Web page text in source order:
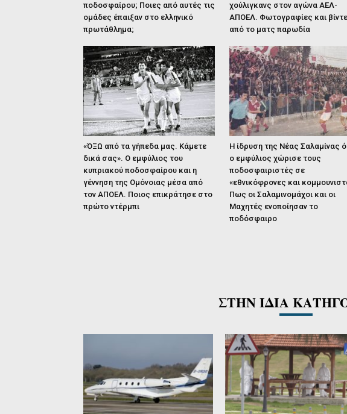
ποδοσφαίρου; Ποιες από αυτές τις
ομάδες έπαιξαν στο ελληνικό
πρωτάθλημα;
χούλιγκανς στον αγώνα ΑΕΛ-
ΑΠΟΕΛ. Φωτογραφίες και
από το ματς παρωδία
«ΌΞΩ από τα γήπεδα μας. Κάμετε
δικά σας». Ο εμφύλιος του
κυπριακού ποδοσφαίρου και η
γέννηση της Ομόνοιας μέσα από
τον ΑΠΟΕΛ. Ποιος επικράτησε στο
πρώτο ντέρμπι
Η ίδρυση της Νέας Σαλαμίνας
ο εμφύλιος χώρισε τους
ποδοσφαιριστές σε
«εθνικόφρονες και
Πως οι Σαλαμινομάχοι και οι
Μαχητές ενοποίησαν το
ποδόσφαιρο
ΣΤΗΝ ΙΔΙΑ